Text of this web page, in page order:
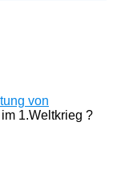
von
1.Weltkrieg ?